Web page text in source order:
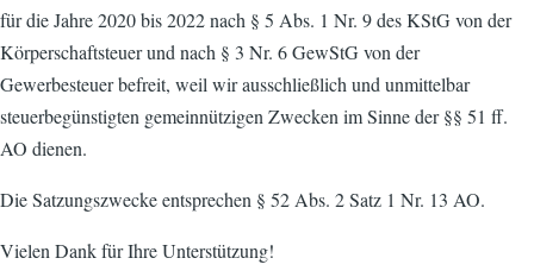
für die Jahre 2020 bis 2022 nach § 5 Abs. 1 Nr. 9 des KStG von der
Körperschaftsteuer und nach § 3 Nr. 6 GewStG von der
Gewerbesteuer befreit, weil wir ausschließlich und unmittelbar
steuerbegünstigten gemeinnützigen Zwecken im Sinne der §§ 51 ff.
AO dienen.
Die Satzungszwecke entsprechen § 52 Abs. 2 Satz 1 Nr. 13 AO.
Vielen Dank für Ihre Unterstützung!